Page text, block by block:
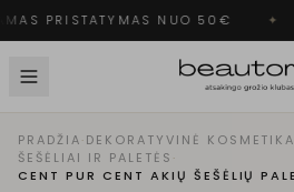
PRISTATYMAS NUO 50€ ✦
PRADŽIA·DEKORATYVINĖ KOSMETIKA
ŠEŠĖLIAI IR PALETĖS ·